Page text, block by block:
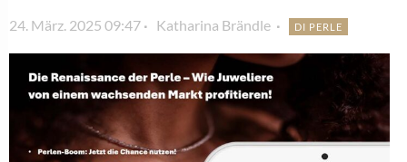
24. März. 2025 09:47 Katharina Brändle DI PERLE